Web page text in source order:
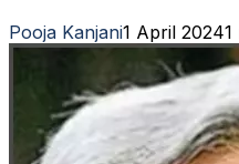
Pooja Kanjani1 April 20241